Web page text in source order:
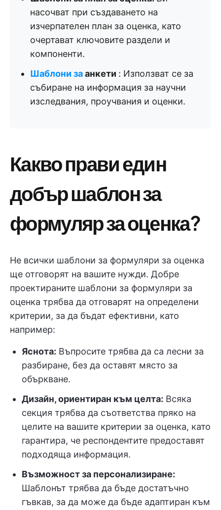
насочват при създаването на
изчерпателен план за оценка, като
очертават ключовите раздели и
компоненти.
Шаблони заанкети : Използват се за
събиране на информация за научни
изследвания, проучвания и оценки.
Какво прави един
добър шаблон за
формуляр за оценка?
Не всички шаблони за формуляри за оценка
ще отговорят на вашите нужди. Добре
проектираните шаблони за формуляри за
оценка трябва да отговарят на определени
критерии, за да бъдат ефективни, като
например:
Яснота: Въпросите трябва да са лесни за
разбиране, без да оставят място за
объркване.
Дизайн, ориентиран към целта: Всяка
секция трябва да съответства пряко на
целите на вашите критерии за оценка, като
гарантира, че респондентите предоставят
подходяща информация.
Възможност за персонализиране:
Шаблонът трябва да бъде достатъчно
гъвкав, за да може да бъде адаптиран към